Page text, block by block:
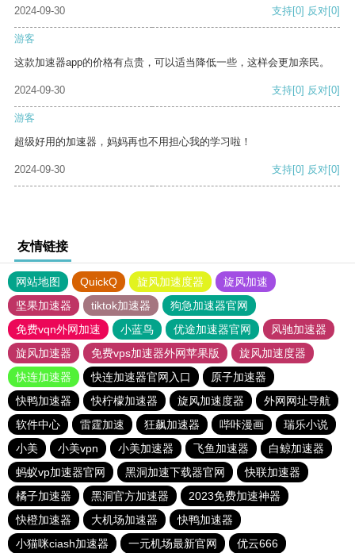
2024-09-30
支持[0] 反对[0]
游客
这款加速器app的价格有点贵，可以适当降低一些，这样会更加亲民。
2024-09-30 支持[0] 反对[0]
游客
超级好用的加速器，妈妈再也不用担心我的学习啦！
2024-09-30 支持[0] 反对[0]
友情链接
网站地图 QuickQ 旋风加速度器
旋风加速
坚果加速器
tiktok加速器
狗急加速器官网
免费vqn外网加速
小蓝鸟 优途加速器官网
风驰加速器
旋风加速器
免费vps加速器外网苹果版
旋风加速度器
快连加速器
快连加速器官网入口
原子加速器
快鸭加速器
快柠檬加速器 旋风加速度器
外网网址导航
软件中心
雷霆加速 狂飙加速器 哔咔漫画
瑞乐小说
小美
小美vpn 小美加速器 飞鱼加速器
白鲸加速器
蚂蚁vp加速器官网
黑洞加速下载器官网
快联加速器
橘子加速器
黑洞官方加速器
2023免费加速神器
快橙加速器
大机场加速器
快鸭加速器
小猫咪ciash加速器
一元机场最新官网 优云666